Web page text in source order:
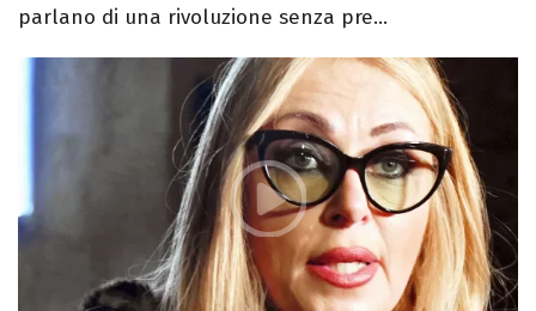
parlano di una rivoluzione senza pre...